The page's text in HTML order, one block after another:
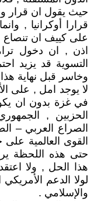
حيث يقول ان
قرارا أوكرانيا ,
على كييف ان تنصاع
اذن , ان دخول
التسوية قد يزيد
وخاسر قبل نهاية هذا
لا يوجد امل , على
في غزة بدون ان
الحزبين ,
الصراع العربي –
القوى العالمية
حتى هذه اللحظة
هذا الحل , ولا
لولا الدعم
والإسلامي .